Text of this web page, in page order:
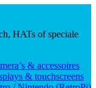
HATs of speciale
& accessoires
& touchscreens